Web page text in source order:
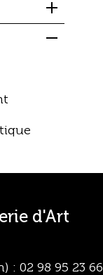
d'Art
: 02 98 95 23 66